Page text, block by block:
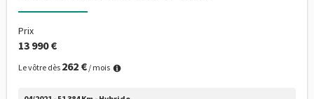
Prix
13 990 €
Le vôtre dès 262 € / mois